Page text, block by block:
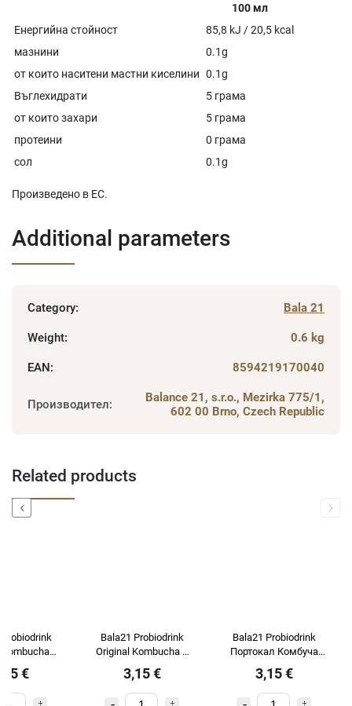
100 мл
Енергийна стойност
85,8 kJ / 20,5 kcal
мазнини
0.1g
от които наситени мастни киселини 0.1g
Въглехидрати
5 грама
от които захари
5 грама
протеини
0 грама
сол
0.1g
Произведено в ЕС.
Additional parameters
Category: Bala 21
Weight: 0.6 kg
EAN: 8594219170040
Производител:
Balance 21, s.r.o., Mezirka 775/1,
602 00 Brno, Czech Republic
Related products
Previous
Kombucha
с
330 мл
€
Bala21 Probiodrink
Original Kombucha с
пробиотици 330 мл
3,15 €
Bala21 Probiodrink
Портокал Комбуча
Портокал с
пробиотици 330 мл
3,15 €
Next